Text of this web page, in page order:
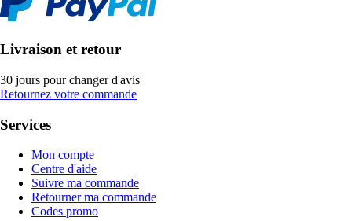
Livraison et retour
30 jours pour changer d'avis
Retournez votre commande
Services
Mon compte
Centre d'aide
Suivre ma commande
Retourner ma commande
Codes promo